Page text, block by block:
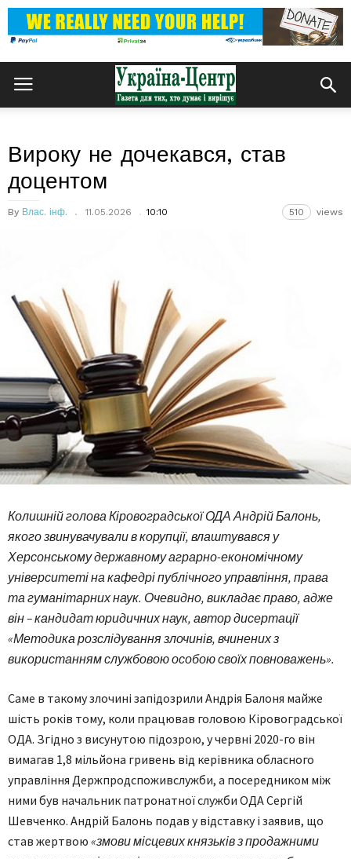
Вироку не дочекався, став
доцентом
By Влас. інф. 11.05.2026 10:10 510 views
Колишній голова Кіровоградської ОДА Андрій Балонь,
якого звинувачували в корупції, влаштувався у
Херсонському державному аграрно-економічному
університеті на кафедрі публічного управління, права
та гуманітарних наук. Очевидно, викладає право, адже
він – кандидат юридичних наук, автор дисертації
«Методика розслідування злочинів, вчинених з
використанням службовою особою своїх повноважень».
Саме в такому злочині запідозрили Андрія Балоня майже
шість років тому, коли працював головою Кіровоградської
ОДА. Згідно з висунутою підозрою, у червні 2020-го він
вимагав 1,8 мільйона гривень від керівника обласного
управління Держпродспоживслужби, а посередником між
ними був начальник патронатної служби ОДА Сергій
Шевченко. Андрій Балонь подав у відставку і заявив, що
став жертвою «змови місцевих князьків з продажними